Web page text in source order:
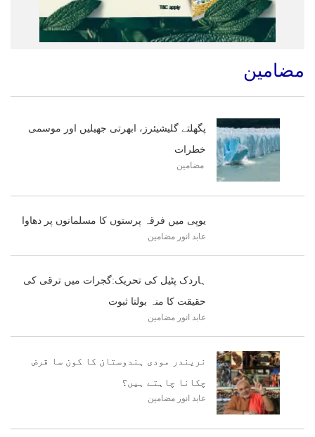
مضامین
پگھلتے گلیشیئرز، ابھرتی جھیلیں اور موسمی
خطرات
مضامین
یوپی میں فرقہ پرستوں کا مسلمانوں پر دھاوا
عابد انور مضامین
ہاردک پٹیل کی تحریک:گجرات میں ترقی کی
حقیقت کا منہ بولتا ثبوت
عابد انور مضامین
نریندر مودی ہندوستان کا کون سا قرض
چکانا چاہتے ہیں؟
عابد انور مضامین